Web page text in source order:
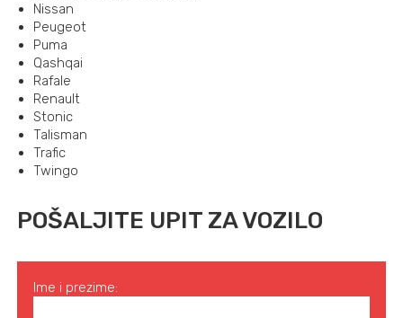
Nissan
Peugeot
Puma
Qashqai
Rafale
Renault
Stonic
Talisman
Trafic
Twingo
POŠALJITE UPIT ZA VOZILO
Ime i prezime: